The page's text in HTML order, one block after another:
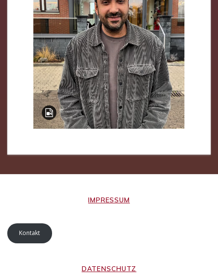
IMPRESSUM
Kontakt
DATENSCHUTZ